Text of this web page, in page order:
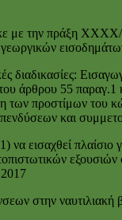
με την πράξη
άρθρου 55
των προστίμων του
και
εισαχθεί
2017
στην ναυτιλιακή